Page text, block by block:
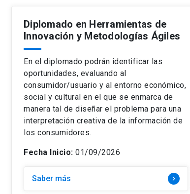
Diplomado en Herramientas de
Innovación y Metodologías Ágiles
En el diplomado podrán identificar las
oportunidades, evaluando al
consumidor/usuario y al entorno económico,
social y cultural en el que se enmarca de
manera tal de diseñar el problema para una
interpretación creativa de la información de
los consumidores.
Fecha Inicio: 01/09/2026
Saber más keyboard_arrow_right